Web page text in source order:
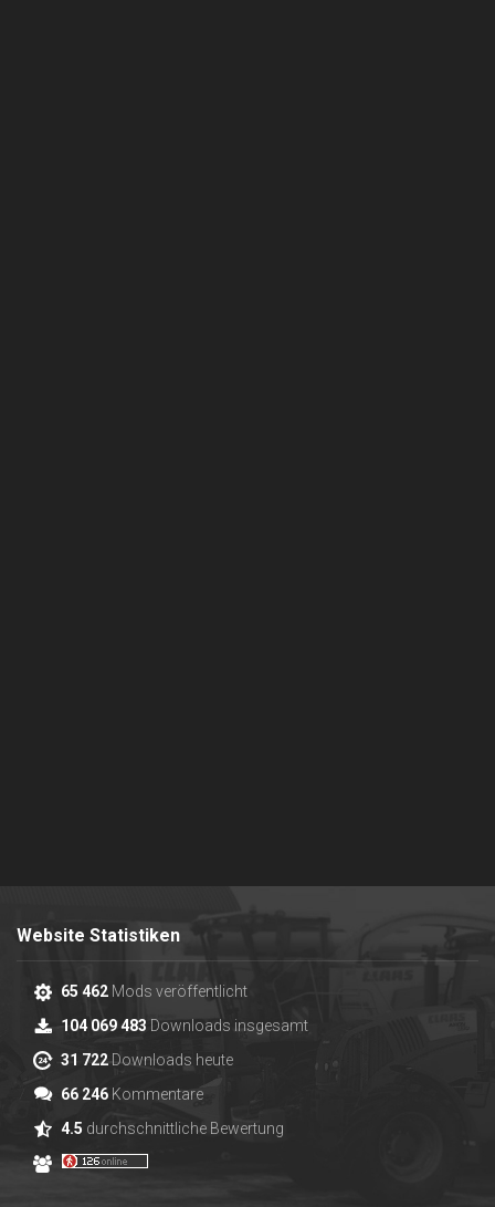
Website Statistiken
65 462 Mods veröffentlicht
104 069 483 Downloads insgesamt
31 722Downloads heute
66 246 Kommentare
4.5 durchschnittliche Bewertung